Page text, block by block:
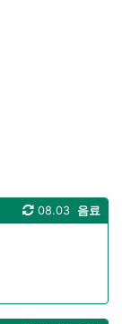
음료
08.03